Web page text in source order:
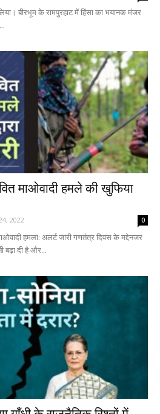
बीरभूम के रामपुरहाट में हिंसा का भयानक मंजर
माओवादी हमले की खुफिया
2022 0
हमला: अलर्ट जारी गणतंत्र दिवस के मद्देनजर
बढ़ा दी है और...